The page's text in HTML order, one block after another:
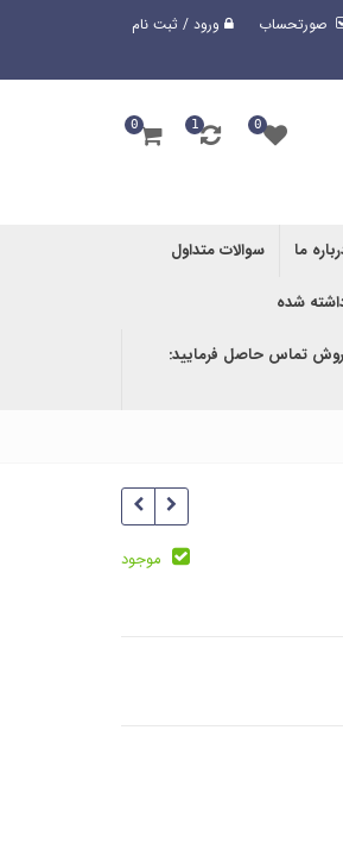
صورتحساب ورود / ثبت نام
0
1
0
ما سوالات متداول
شده
تماس حاصل فرمایید:
موجود